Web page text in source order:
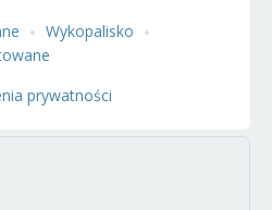
Wykopalisko
prywatności